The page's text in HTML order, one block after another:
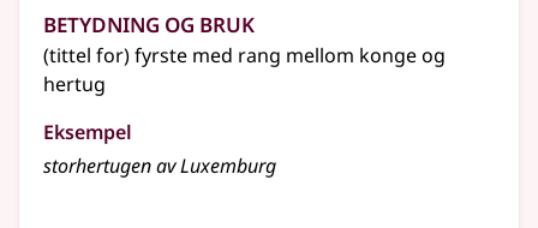
Betydning og bruk
(tittel for) fyrste med rang mellom konge og
hertug
Eksempel
storhertugen av Luxemburg